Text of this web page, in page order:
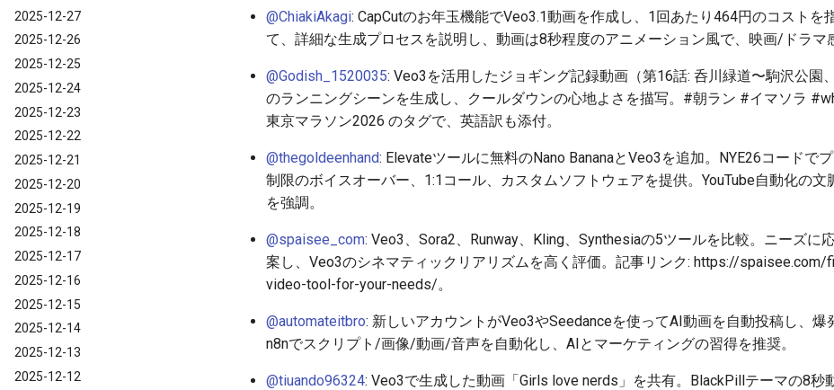
2025-12-27
2025-12-26
2025-12-25
2025-12-24
2025-12-23
2025-12-22
2025-12-21
2025-12-20
2025-12-19
2025-12-18
2025-12-17
2025-12-16
2025-12-15
2025-12-14
2025-12-13
2025-12-12
@ChiakiAkagi: CapCutのお年玉機能でVeo3.1動画を作成し、1回あたり464円のコストを
て、詳細な生成プロセスを説明し、動画は8秒程度のアニメーション風で、映画/ドラマ
@Godish_1520035: Veo3を活用したジョギング記録動画（第16話: 呑川緑道〜駒沢公園
のランニングシーンを生成し、クールダウンの心地よさを描写。#朝ラン #イマソラ
東京マラソン2026 のタグで、英語訳も添付。
@thegoldeenhand: Elevateツールに無料のNano BananaとVeo3を追加。NYE26コードで
制限のボイスオーバー、1:1コール、カスタムソフトウェアを提供。YouTube自動化の文
を強調。
@spaisee_com: Veo3、Sora2、Runway、Kling、Synthesiaの5ツールを比較。ニーズに
案し、Veo3のシネマティックリアリズムを高く評価。記事リンク: https://spaisee.com/
video-tool-for-your-needs/。
@automateitbro: 新しいアカウントがVeo3やSeedanceを使ってAI動画を自動投稿し、爆
n8nでスクリプト/画像/動画/音声を自動化し、AIとマーケティングの習得を推奨。
@tiuando96324: Veo3で生成した動画「Girls love nerds」を共有。BlackPillテーマの8秒